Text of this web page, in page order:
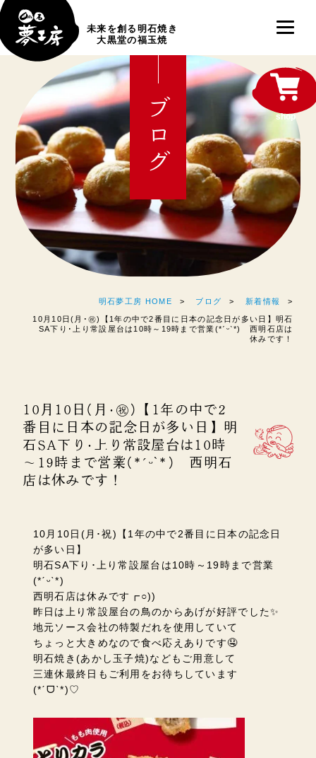
未来を創る明石焼き
大黒堂の福玉焼
ブログ
明石夢工房 HOME ブログ 新着情報
10月10日(月･㊗)【1年の中で2番目に日本の記念日が多い日】明石
SA下り･上り常設屋台は10時～19時まで営業(*ˊᵕˋ*) 西明石店は
休みです！
10月10日(月･㊗)【1年の中で2
番目に日本の記念日が多い日】明
石SA下り･上り常設屋台は10時
～19時まで営業(*ˊᵕˋ*) 西明石
店は休みです！
10月10日(月･祝)【1年の中で2番目に日本の記念日
が多い日】
明石SA下り･上り常設屋台は10時～19時まで営業
(*ˊᵕˋ*)
西明石店は休みです ┏○))
昨日は上り常設屋台の鳥のからあげが好評でした✨
地元ソース会社の特製だれを使用していて
ちょっと大きめなので食べ応えありです🤤
明石焼き(あかし玉子焼)などもご用意して
三連休最終日もご利用をお待ちしています
(*ˊᗜˋ*)♡
shop